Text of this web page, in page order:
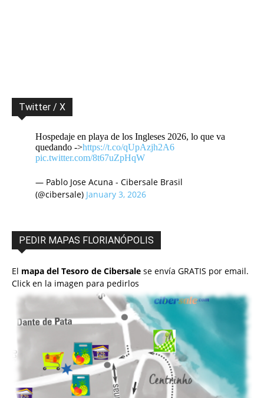
Twitter / X
Hospedaje en playa de los Ingleses 2026, lo que va
quedando ->https://t.co/qUpAzjh2A6
pic.twitter.com/8t67uZpHqW
— Pablo Jose Acuna - Cibersale Brasil
(@cibersale) January 3, 2026
PEDIR MAPAS FLORIANÓPOLIS
El mapa del Tesoro de Cibersale se envía GRATIS por email.
Click en la imagen para pedirlos